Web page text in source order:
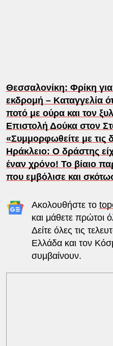
Θεσσαλονίκη: Φρίκη
εκδρομή – Καταγγελία
ποτό με ούρα και τον
Επιστολή Δούκα στον
«Συμμορφωθείτε με τις
Ηράκλειο: Ο δράστης
έναν χρόνο! Το βίαιο
που εμβόλισε και
Ακολουθήστε το
και μάθετε πρώτοι
Δείτε όλες τις
Ελλάδα και τον
συμβαίνουν.